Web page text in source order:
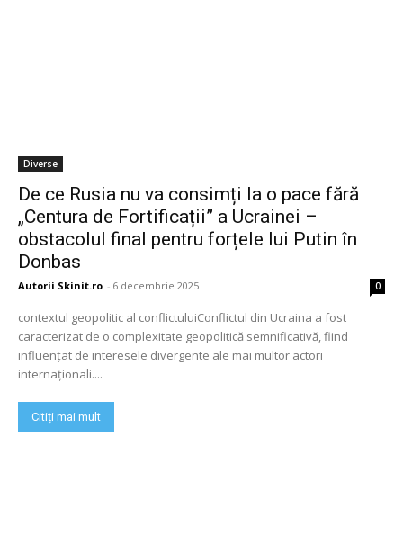
Diverse
De ce Rusia nu va consimți la o pace fără
„Centura de Fortificații” a Ucrainei –
obstacolul final pentru forțele lui Putin în
Donbas
Autorii Skinit.ro - 6 decembrie 2025 0
contextul geopolitic al conflictuluiConflictul din Ucraina a fost
caracterizat de o complexitate geopolitică semnificativă, fiind
influențat de interesele divergente ale mai multor actori
internaționali....
Citiți mai mult